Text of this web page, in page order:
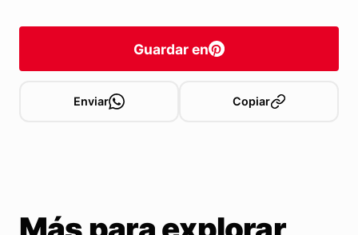
Guardar en
Enviar Copiar